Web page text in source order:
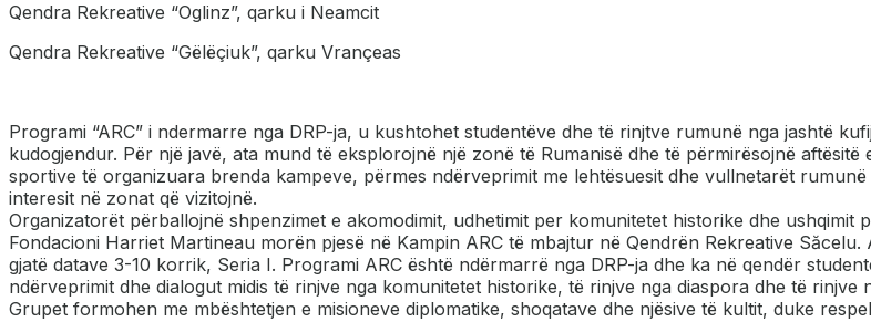
Qendra Rekreative “Oglinz”, qarku i Neamcit
Qendra Rekreative “Gëlëçiuk”, qarku Vrançeas
Programi “ARC” i ndermarre nga DRP-ja, u kushtohet studentëve dhe të rinjtve rumunë nga jashtë
kudogjendur. Për një javë, ata mund të eksplorojnë një zonë të Rumanisë dhe të përmirësojnë
sportive të organizuara brenda kampeve, përmes ndërveprimit me lehtësuesit dhe vullnetarët
interesit në zonat që vizitojnë.
Organizatorët përballojnë shpenzimet e akomodimit, udhetimit per komunitetet historike dhe ushqimit
Fondacioni Harriet Martineau morën pjesë në Kampin ARC të mbajtur në Qendrën Rekreative
gjatë datave 3-10 korrik, Seria I. Programi ARC është ndërmarrë nga DRP-ja dhe ka në qendër
ndërveprimit dhe dialogut midis të rinjve nga komunitetet historike, të rinjve nga diaspora dhe të
Grupet formohen me mbështetjen e misioneve diplomatike, shoqatave dhe njësive të kultit, duke